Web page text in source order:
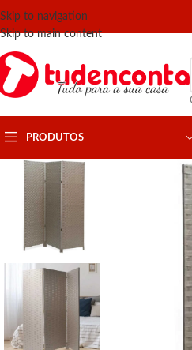
Skip to navigation
Skip to main content
PRODUTOS